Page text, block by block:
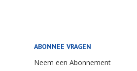
ABONNEE VRAGEN
Neem een Abonnement